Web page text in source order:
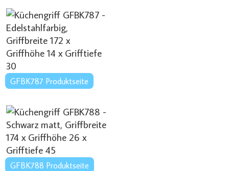
GFBK787 Produktseite
GFBK788 Produktseite